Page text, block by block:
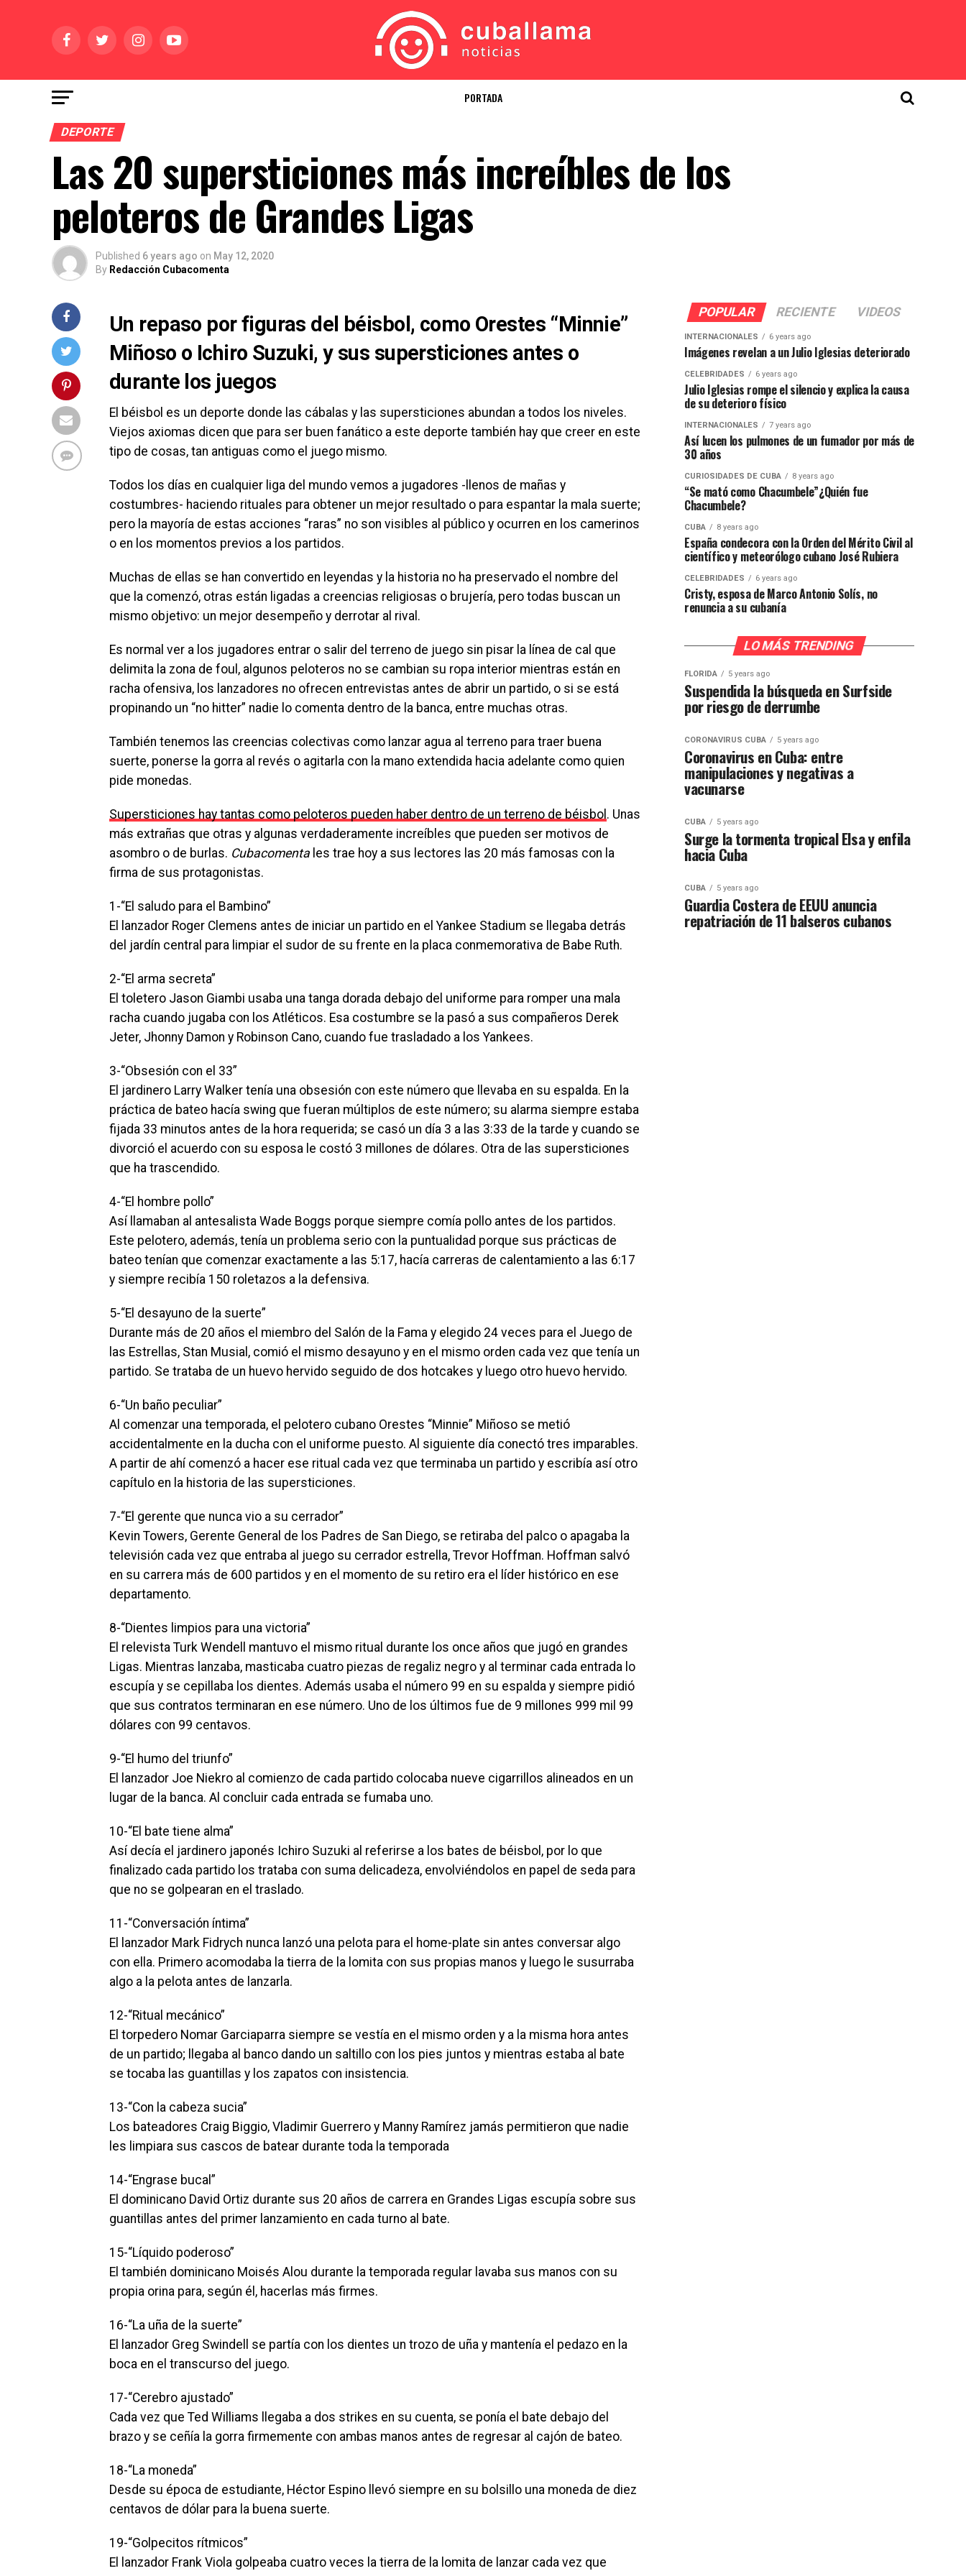
PORTADA
DEPORTE
Las 20 supersticiones más increíbles de los
peloteros de Grandes Ligas
Published 6 years ago on May 12, 2020
By Redacción Cubacomenta
Un repaso por figuras del béisbol, como Orestes “Minnie”
Miñoso o Ichiro Suzuki, y sus supersticiones antes o
durante los juegos
El béisbol es un deporte donde las cábalas y las supersticiones abundan a todos los niveles.
Viejos axiomas dicen que para ser buen fanático a este deporte también hay que creer en este
tipo de cosas, tan antiguas como el juego mismo.
Todos los días en cualquier liga del mundo vemos a jugadores -llenos de mañas y
costumbres- haciendo rituales para obtener un mejor resultado o para espantar la mala suerte;
pero la mayoría de estas acciones “raras” no son visibles al público y ocurren en los camerinos
o en los momentos previos a los partidos.
Muchas de ellas se han convertido en leyendas y la historia no ha preservado el nombre del
que la comenzó, otras están ligadas a creencias religiosas o brujería, pero todas buscan un
mismo objetivo: un mejor desempeño y derrotar al rival.
Es normal ver a los jugadores entrar o salir del terreno de juego sin pisar la línea de cal que
delimita la zona de foul, algunos peloteros no se cambian su ropa interior mientras están en
racha ofensiva, los lanzadores no ofrecen entrevistas antes de abrir un partido, o si se está
propinando un “no hitter” nadie lo comenta dentro de la banca, entre muchas otras.
También tenemos las creencias colectivas como lanzar agua al terreno para traer buena
suerte, ponerse la gorra al revés o agitarla con la mano extendida hacia adelante como quien
pide monedas.
Supersticiones hay tantas como peloteros pueden haber dentro de un terreno de béisbol . Unas
más extrañas que otras y algunas verdaderamente increíbles que pueden ser motivos de
asombro o de burlas. Cubacomenta les trae hoy a sus lectores las 20 más famosas con la
firma de sus protagonistas.
1-“El saludo para el Bambino”
El lanzador Roger Clemens antes de iniciar un partido en el Yankee Stadium se llegaba detrás
del jardín central para limpiar el sudor de su frente en la placa conmemorativa de Babe Ruth.
2-“El arma secreta”
El toletero Jason Giambi usaba una tanga dorada debajo del uniforme para romper una mala
racha cuando jugaba con los Atléticos. Esa costumbre se la pasó a sus compañeros Derek
Jeter, Jhonny Damon y Robinson Cano, cuando fue trasladado a los Yankees.
3-“Obsesión con el 33”
El jardinero Larry Walker tenía una obsesión con este número que llevaba en su espalda. En la
práctica de bateo hacía swing que fueran múltiplos de este número; su alarma siempre estaba
fijada 33 minutos antes de la hora requerida; se casó un día 3 a las 3:33 de la tarde y cuando se
divorció el acuerdo con su esposa le costó 3 millones de dólares. Otra de las supersticiones
que ha trascendido.
4-“El hombre pollo”
Así llamaban al antesalista Wade Boggs porque siempre comía pollo antes de los partidos.
Este pelotero, además, tenía un problema serio con la puntualidad porque sus prácticas de
bateo tenían que comenzar exactamente a las 5:17, hacía carreras de calentamiento a las 6:17
y siempre recibía 150 roletazos a la defensiva.
5-“El desayuno de la suerte”
Durante más de 20 años el miembro del Salón de la Fama y elegido 24 veces para el Juego de
las Estrellas, Stan Musial, comió el mismo desayuno y en el mismo orden cada vez que tenía un
partido. Se trataba de un huevo hervido seguido de dos hotcakes y luego otro huevo hervido.
6-“Un baño peculiar”
Al comenzar una temporada, el pelotero cubano Orestes “Minnie” Miñoso se metió
accidentalmente en la ducha con el uniforme puesto. Al siguiente día conectó tres imparables.
A partir de ahí comenzó a hacer ese ritual cada vez que terminaba un partido y escribía así otro
capítulo en la historia de las supersticiones.
7-“El gerente que nunca vio a su cerrador”
Kevin Towers, Gerente General de los Padres de San Diego, se retiraba del palco o apagaba la
televisión cada vez que entraba al juego su cerrador estrella, Trevor Hoffman. Hoffman salvó
en su carrera más de 600 partidos y en el momento de su retiro era el líder histórico en ese
departamento.
8-“Dientes limpios para una victoria”
El relevista Turk Wendell mantuvo el mismo ritual durante los once años que jugó en grandes
Ligas. Mientras lanzaba, masticaba cuatro piezas de regaliz negro y al terminar cada entrada lo
escupía y se cepillaba los dientes. Además usaba el número 99 en su espalda y siempre pidió
que sus contratos terminaran en ese número. Uno de los últimos fue de 9 millones 999 mil 99
dólares con 99 centavos.
9-“El humo del triunfo”
El lanzador Joe Niekro al comienzo de cada partido colocaba nueve cigarrillos alineados en un
lugar de la banca. Al concluir cada entrada se fumaba uno.
10-“El bate tiene alma”
Así decía el jardinero japonés Ichiro Suzuki al referirse a los bates de béisbol, por lo que
finalizado cada partido los trataba con suma delicadeza, envolviéndolos en papel de seda para
que no se golpearan en el traslado.
11-“Conversación íntima”
El lanzador Mark Fidrych nunca lanzó una pelota para el home-plate sin antes conversar algo
con ella. Primero acomodaba la tierra de la lomita con sus propias manos y luego le susurraba
algo a la pelota antes de lanzarla.
12-“Ritual mecánico”
El torpedero Nomar Garciaparra siempre se vestía en el mismo orden y a la misma hora antes
de un partido; llegaba al banco dando un saltillo con los pies juntos y mientras estaba al bate
se tocaba las guantillas y los zapatos con insistencia.
13-“Con la cabeza sucia”
Los bateadores Craig Biggio, Vladimir Guerrero y Manny Ramírez jamás permitieron que nadie
les limpiara sus cascos de batear durante toda la temporada
14-“Engrase bucal”
El dominicano David Ortiz durante sus 20 años de carrera en Grandes Ligas escupía sobre sus
guantillas antes del primer lanzamiento en cada turno al bate.
15-“Líquido poderoso”
El también dominicano Moisés Alou durante la temporada regular lavaba sus manos con su
propia orina para, según él, hacerlas más firmes.
16-“La uña de la suerte”
El lanzador Greg Swindell se partía con los dientes un trozo de uña y mantenía el pedazo en la
boca en el transcurso del juego.
17-“Cerebro ajustado”
Cada vez que Ted Williams llegaba a dos strikes en su cuenta, se ponía el bate debajo del
brazo y se ceñía la gorra firmemente con ambas manos antes de regresar al cajón de bateo.
18-“La moneda”
Desde su época de estudiante, Héctor Espino llevó siempre en su bolsillo una moneda de diez
centavos de dólar para la buena suerte.
19-“Golpecitos rítmicos”
El lanzador Frank Viola golpeaba cuatro veces la tierra de la lomita de lanzar cada vez que
POPULAR RECIENTE VIDEOS
INTERNACIONALES 6 years ago
Imágenes revelan a un Julio Iglesias deteriorado
CELEBRIDADES 6 years ago
Julio Iglesias rompe el silencio y explica la causa
de su deterioro físico
INTERNACIONALES 7 years ago
Así lucen los pulmones de un fumador por más de
30 años
CURIOSIDADES DE CUBA 8 years ago
“Se mató como Chacumbele”¿Quién fue
Chacumbele?
CUBA 8 years ago
España condecora con la Orden del Mérito Civil al
científico y meteorólogo cubano José Rubiera
CELEBRIDADES 6 years ago
Cristy, esposa de Marco Antonio Solís, no
renuncia a su cubanía
LO MÁS TRENDING
FLORIDA 5 years ago
Suspendida la búsqueda en Surfside
por riesgo de derrumbe
CORONAVIRUS CUBA 5 years ago
Coronavirus en Cuba: entre
manipulaciones y negativas a
vacunarse
CUBA 5 years ago
Surge la tormenta tropical Elsa y enfila
hacia Cuba
CUBA 5 years ago
Guardia Costera de EEUU anuncia
repatriación de 11 balseros cubanos